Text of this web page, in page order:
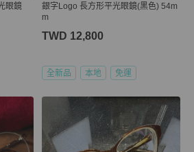
眼鏡
銀字Logo 長方形平光眼鏡(黑色) 54m
m
TWD 12,800
全新品 本地 免運